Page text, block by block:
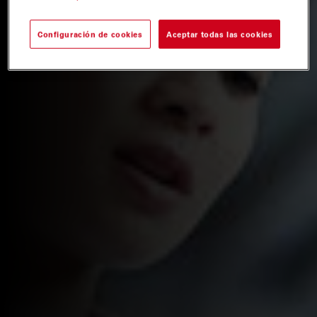
Configuración de cookies Aceptar todas las cookies